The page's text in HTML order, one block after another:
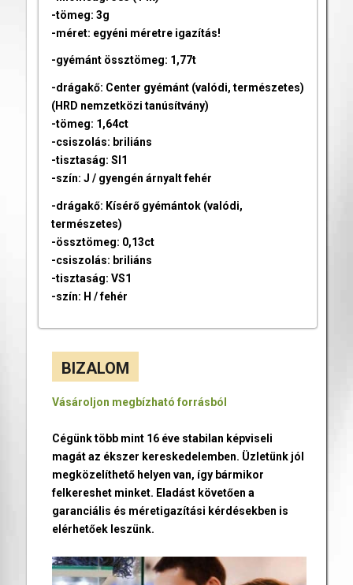
-tömeg: 3g
-méret: egyéni méretre igazítás!
-gyémánt össztömeg: 1,77t
-drágakő: Center gyémánt (valódi, természetes)
(HRD nemzetközi tanúsítvány)
-tömeg: 1,64ct
-csiszolás: briliáns
-tisztaság: SI1
-szín: J / gyengén árnyalt fehér
-drágakő: Kísérő gyémántok (valódi,
természetes)
-össztömeg: 0,13ct
-csiszolás: briliáns
-tisztaság: VS1
-szín: H / fehér
BIZALOM
Vásároljon megbízható forrásból
Cégünk több mint 16 éve stabilan képviseli
magát az ékszer kereskedelemben. Üzletünk jól
megközelíthető helyen van, így bármikor
felkereshet minket. Eladást követően a
garanciális és méretigazítási kérdésekben is
elérhetőek leszünk.